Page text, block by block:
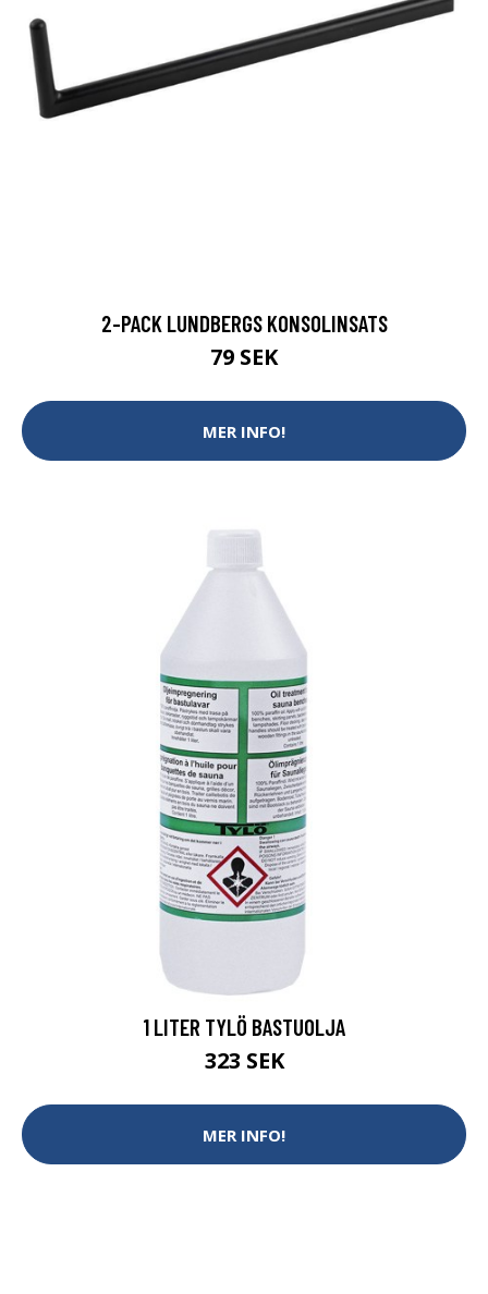
2-PACK LUNDBERGS KONSOLINSATS
79 SEK
MER INFO!
1 LITER TYLÖ BASTUOLJA
323 SEK
MER INFO!